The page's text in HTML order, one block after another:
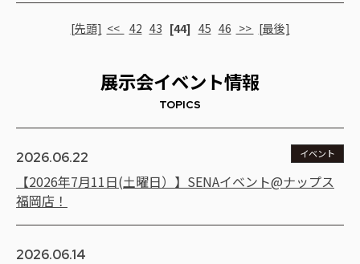
[先頭] << 42 43 [44] 45 46 >> [最後]
展示会イベント情報
TOPICS
2026.06.22 イベント
【2026年7月11日(土曜日）】SENAイベント@ナップス
福岡店！
2026.06.14
イベント
イベント
イベント
イベント